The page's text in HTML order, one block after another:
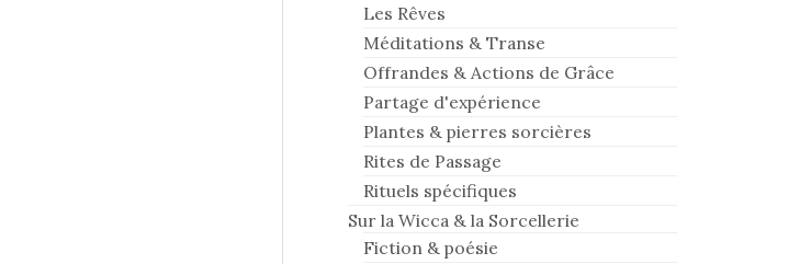
Les Rêves
Méditations & Transe
Offrandes & Actions de Grâce
Partage d'expérience
Plantes & pierres sorcières
Rites de Passage
Rituels spécifiques
Sur la Wicca & la Sorcellerie
Fiction & poésie